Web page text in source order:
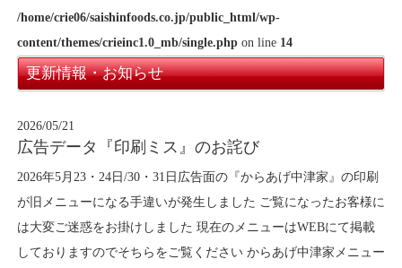
/home/crie06/saishinfoods.co.jp/public_html/wp-
content/themes/crieinc1.0_mb/single.phpon line 14
更新情報・お知らせ
2026/05/21
広告データ『印刷ミス』のお詫び
2026年5月23・24日/30・31日広告面の『からあげ中津家』の印刷
が旧メニューになる手違いが発生しました ご覧になったお客様に
は大変ご迷惑をお掛けしました 現在のメニューはWEBにて掲載
しておりますのでそちらをご覧ください からあげ中津家メニュー